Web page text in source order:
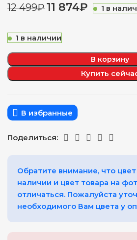
12 499₽11 874₽ 1 в
1 в наличии
В корзину
Купить
В избранные
Поделиться:
Обратите внимание, что цвет
наличии и цвет товара на
отличаться. Пожалуйста
необходимого Вам цвета у